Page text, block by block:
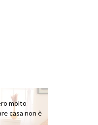
molto
casa non è